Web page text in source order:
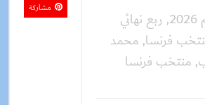
, ربع نهائي
فرنسا, محمد
, منتخب فرنسا
مشاركة